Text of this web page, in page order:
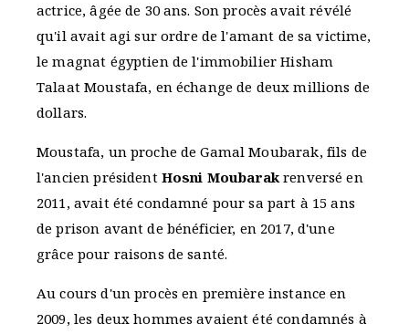
actrice, âgée de 30 ans. Son procès avait révélé
qu'il avait agi sur ordre de l'amant de sa victime,
le magnat égyptien de l'immobilier Hisham
Talaat Moustafa, en échange de deux millions de
dollars.
Moustafa, un proche de Gamal Moubarak, fils de
l'ancien président Hosni Moubarakrenversé en
2011, avait été condamné pour sa part à 15 ans
de prison avant de bénéficier, en 2017, d'une
grâce pour raisons de santé.
Au cours d'un procès en première instance en
2009, les deux hommes avaient été condamnés à